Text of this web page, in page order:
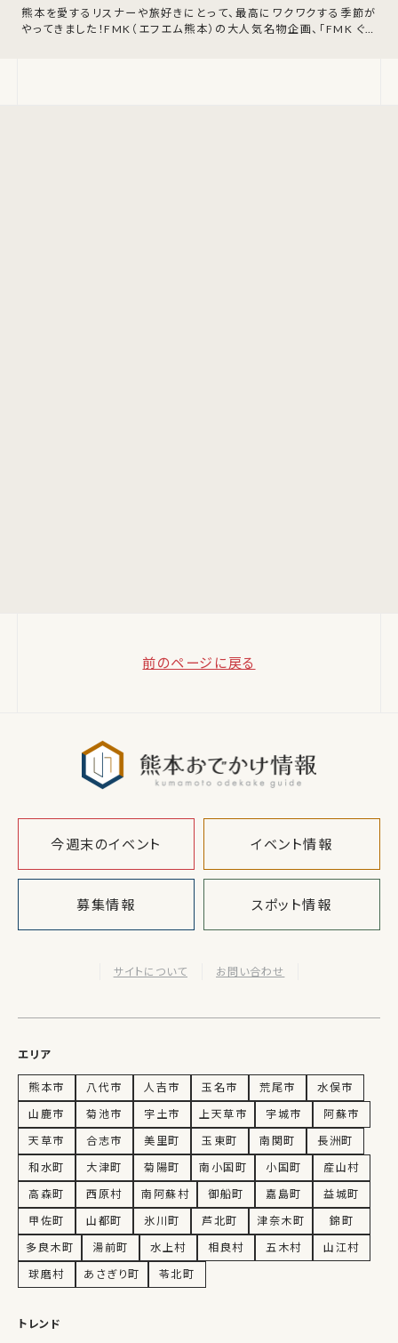
熊本を愛するリスナーや旅好きにとって、最高にワクワクする季節が
やってきました！FMK（エフエム熊本）の大人気名物企画、「FMK ぐる
前のページに戻る
今週末のイベント イベント情報
募集情報 スポット情報
サイトについて お問い合わせ
エリア
熊本市 八代市 人吉市 玉名市 荒尾市
水俣市
山鹿市
菊池市 宇土市 上天草市 宇城市
阿蘇市
天草市
合志市 美里町 玉東町 南関町
長洲町
和水町
大津町 菊陽町 南小国町 小国町
産山村
高森町
西原村 南阿蘇村 御船町 嘉島町
益城町
甲佐町
山都町 氷川町 芦北町 津奈木町
錦町
多良木町
湯前町 水上村 相良村 五木村
山江村
球磨村
あさぎり町 苓北町
トレンド